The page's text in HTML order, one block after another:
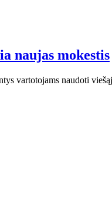
naujas mokestis
vartotojams naudoti